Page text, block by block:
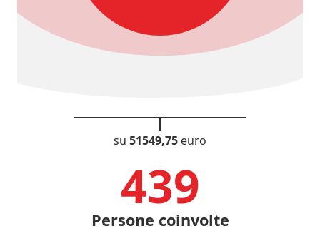
su 51549,75 euro
443
Persone coinvolte